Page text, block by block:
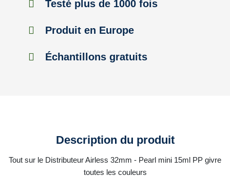
Testé plus de 1000 fois
Produit en Europe
Échantillons gratuits
Description du produit
Tout sur le Distributeur Airless 32mm - Pearl mini 15ml PP givre
toutes les couleurs